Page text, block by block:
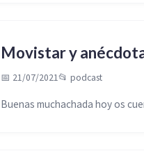
Movistar y
📅 21/07/2021📂 podcast
Buenas muchachada hoy os